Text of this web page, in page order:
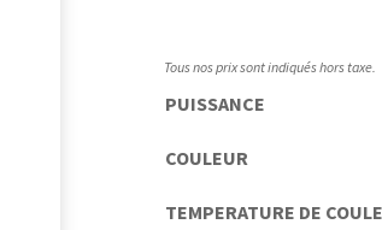
Tous nos prix sont indiqués hors taxe.
PUISSANCE
COULEUR
TEMPERATURE DE